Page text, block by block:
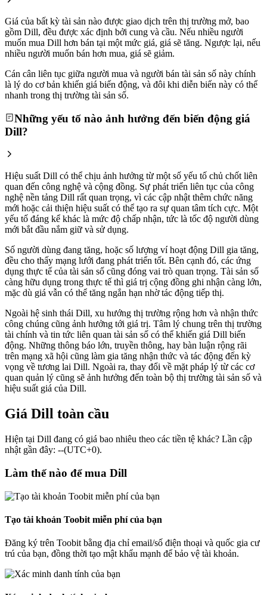
Giá của bất kỳ tài sản nào được giao dịch trên thị trường mở, bao
gồm Dill, đều được xác định bởi cung và cầu. Nếu nhiều người
muốn mua Dill hơn bán tại một mức giá, giá sẽ tăng. Ngược lại, nếu
nhiều người muốn bán hơn mua, giá sẽ giảm.
Cán cân liên tục giữa người mua và người bán tài sản số này chính
là lý do cơ bản khiến giá biến động, và đôi khi diễn biến này có thể
nhanh trong thị trường tài sản số.
Những yếu tố nào ảnh hưởng đến biến động giá
Dill?
Hiệu suất Dill có thể chịu ảnh hưởng từ một số yếu tố chủ chốt liên
quan đến công nghệ và cộng đồng. Sự phát triển liên tục của công
nghệ nền tảng Dill rất quan trọng, vì các cập nhật thêm chức năng
mới hoặc cải thiện hiệu suất có thể tạo ra sự quan tâm tích cực. Một
yếu tố đáng kể khác là mức độ chấp nhận, tức là tốc độ người dùng
mới bắt đầu nắm giữ và sử dụng.
Số người dùng đang tăng, hoặc số lượng ví hoạt động Dill gia tăng,
đều cho thấy mạng lưới đang phát triển tốt. Bên cạnh đó, các ứng
dụng thực tế của tài sản số cũng đóng vai trò quan trọng. Tài sản số
càng hữu dụng trong thực tế thì giá trị cộng đồng ghi nhận càng lớn,
mặc dù giá vẫn có thể tăng ngắn hạn nhờ tác động tiếp thị.
Ngoài hệ sinh thái Dill, xu hướng thị trường rộng hơn và nhận thức
công chúng cũng ảnh hưởng tới giá trị. Tâm lý chung trên thị trường
tài chính và tin tức liên quan tài sản số có thể khiến giá Dill biến
động. Những thông báo lớn, truyền thông, hay bàn luận rộng rãi
trên mạng xã hội cũng làm gia tăng nhận thức và tác động đến kỳ
vọng về tương lai Dill. Ngoài ra, thay đổi về mặt pháp lý từ các cơ
quan quản lý cũng sẽ ảnh hưởng đến toàn bộ thị trường tài sản số và
hiệu suất giá của Dill.
Giá Dill toàn cầu
Hiện tại Dill đang có giá bao nhiêu theo các tiền tệ khác? Lần cập
nhật gần đây: --(UTC+0).
Làm thế nào để mua Dill
Tạo tài khoản Toobit miễn phí của bạn
Đăng ký trên Toobit bằng địa chỉ email/số điện thoại và quốc gia cư
trú của bạn, đồng thời tạo mật khẩu mạnh để bảo vệ tài khoản.